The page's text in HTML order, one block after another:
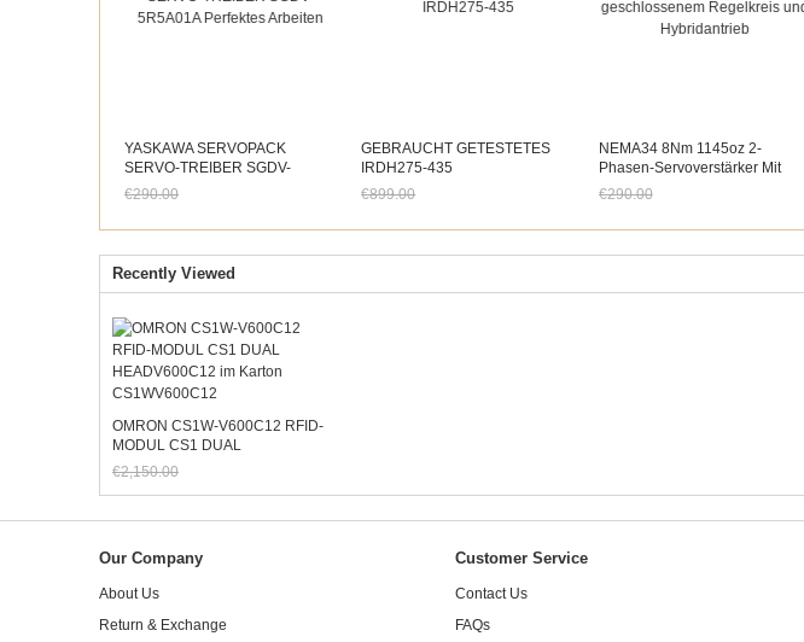
YASKAWA SERVOPACK
SERVO-TREIBER SGDV-
5R5A01A Perfektes Arbeiten
€290.00
GEBRAUCHT GETESTETES
IRDH275-435
€899.00
NEMA34 8Nm 1145oz 2-
Phasen-Servoverstärker Mit
Geschlossenem Regelkreis Und
€290.00
Recently Viewed
OMRON CS1W-V600C12 RFID-
MODUL CS1 DUAL
HEADV600C12 im Karton
CS1WV600C12
€2,150.00
Jetzt nur noch €1,999.50
Our Company
About Us
Return & Exchange
Customer Service
Contact Us
FAQs